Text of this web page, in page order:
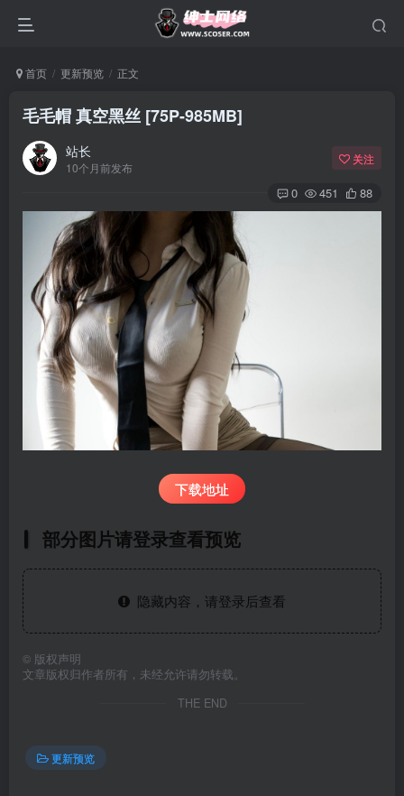
首页 更新预览 正文
毛毛帽 真空黑丝 [75P-985MB]
站长
10个月前发布
关注
0 451 88
下载地址
部分图片请登录查看预览
隐藏内容，请登录后查看
© 版权声明
文章版权归作者所有，未经允许请勿转载。
THE END
更新预览